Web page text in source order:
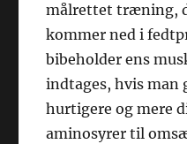
målrettet træning,
kommer ned i
bibeholder ens
indtages, hvis man
hurtigere og mere
aminosyrer til